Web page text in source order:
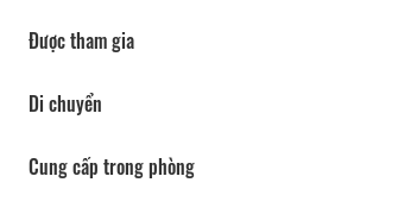
Được tham gia
Di chuyển
Cung cấp trong phòng